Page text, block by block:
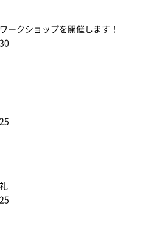
ークショップを開催します！